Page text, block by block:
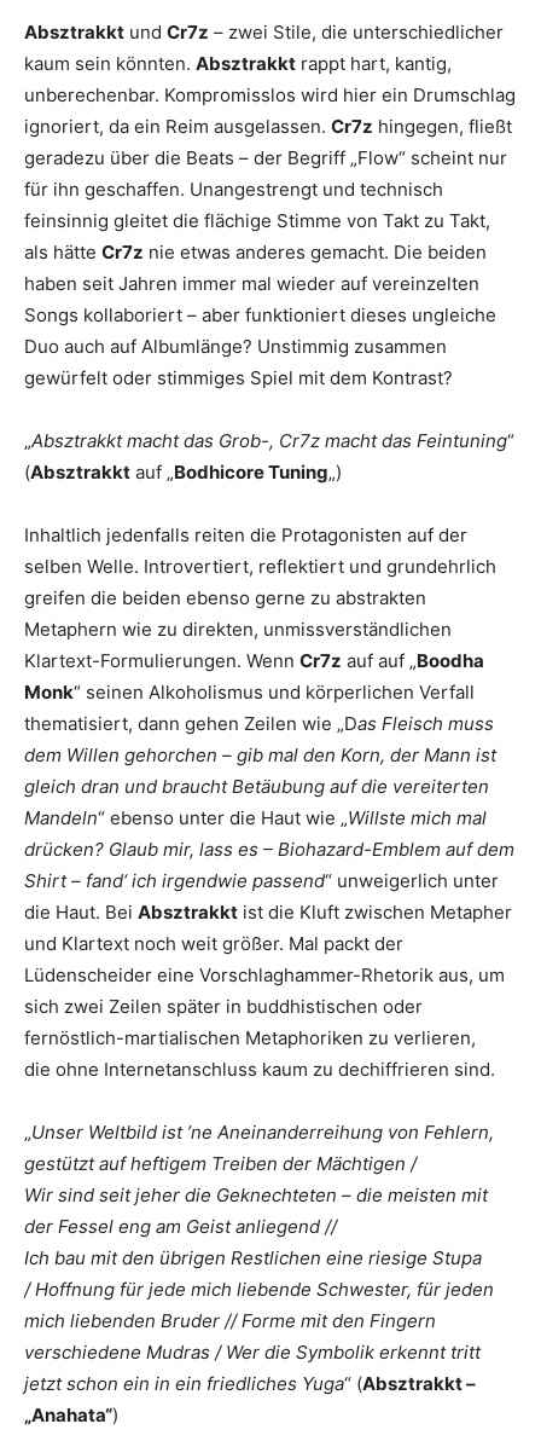
Absztrakkt und Cr7z – zwei Stile, die unterschiedlicher
kaum sein könnten. Absztrakkt rappt hart, kantig,
unberechenbar. Kompromisslos wird hier ein Drumschlag
ignoriert, da ein Reim ausgelassen. Cr7z hingegen, fließt
geradezu über die Beats – der Begriff „Flow“ scheint nur
für ihn geschaffen. Unangestrengt und technisch
feinsinnig gleitet die flächige Stimme von Takt zu Takt,
als hätte Cr7z nie etwas anderes gemacht. Die beiden
haben seit Jahren immer mal wieder auf vereinzelten
Songs kollaboriert – aber funktioniert dieses ungleiche
Duo auch auf Albumlänge? Unstimmig zusammen
gewürfelt oder stimmiges Spiel mit dem Kontrast?
„Absztrakkt macht das Grob-, Cr7z macht das Feintuning“
(Absztrakkt auf „Bodhicore Tuning„)
Inhaltlich jedenfalls reiten die Protagonisten auf der
selben Welle. Introvertiert, reflektiert und grundehrlich
greifen die beiden ebenso gerne zu abstrakten
Metaphern wie zu direkten, unmissverständlichen
Klartext-Formulierungen. Wenn Cr7z auf auf „Boodha
Monk“ seinen Alkoholismus und körperlichen Verfall
thematisiert, dann gehen Zeilen wie „Das Fleisch muss
dem Willen gehorchen – gib mal den Korn, der Mann ist
gleich dran und braucht Betäubung auf die vereiterten
Mandeln“ ebenso unter die Haut wie „Willste mich mal
drücken? Glaub mir, lass es – Biohazard-Emblem auf dem
Shirt – fand‘ ich irgendwie passend“ unweigerlich unter
die Haut. Bei Absztrakkt ist die Kluft zwischen Metapher
und Klartext noch weit größer. Mal packt der
Lüdenscheider eine Vorschlaghammer-Rhetorik aus, um
sich zwei Zeilen später in buddhistischen oder
fernöstlich-martialischen Metaphoriken zu verlieren,
die ohne Internetanschluss kaum zu dechiffrieren sind.
„Unser Weltbild ist ’ne Aneinanderreihung von Fehlern,
gestützt auf heftigem Treiben der Mächtigen /
Wir sind seit jeher die Geknechteten – die meisten mit
der Fessel eng am Geist anliegend //
Ich bau mit den übrigen Restlichen eine riesige Stupa
/ Hoffnung für jede mich liebende Schwester, für jeden
mich liebenden Bruder // Forme mit den Fingern
verschiedene Mudras / Wer die Symbolik erkennt tritt
jetzt schon ein in ein friedliches Yuga“ (Absztrakkt –
„Anahata“)